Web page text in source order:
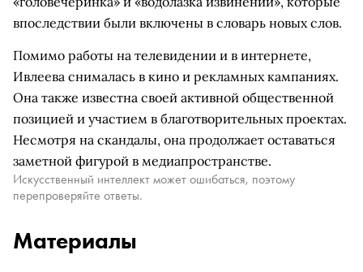
впоследствии были включены в словарь новых слов.
Помимо работы на телевидении и в интернете,
Ивлеева снималась в кино и рекламных кампаниях.
Она также известна своей активной общественной
позицией и участием в благотворительных проектах.
Несмотря на скандалы, она продолжает оставаться
заметной фигурой в медиапространстве.
Искусственный интеллект может ошибаться, поэтому
перепроверяйте ответы.
Материалы